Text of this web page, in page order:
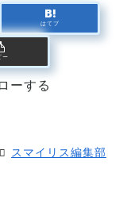
はてブ
ー
ーする
スマイリス編集部